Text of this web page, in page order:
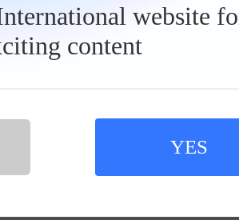
website
content
YES
芯片，并标配TSS 3.0智行安全系统，
至于大家最关心的价格，海外版的起步价
价位甚至更低，那么它在与理想L8、